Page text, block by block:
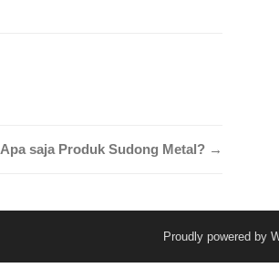
Apa saja Produk Sudong Metal? →
Proudly powered by